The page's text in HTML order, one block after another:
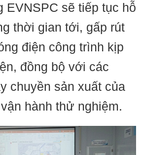
EVNSPC sẽ tiếp tục hỗ
thời gian tới, gấp rút
điện công trình kịp
đồng bộ với các
chuyền sản xuất của
hành thử nghiệm.